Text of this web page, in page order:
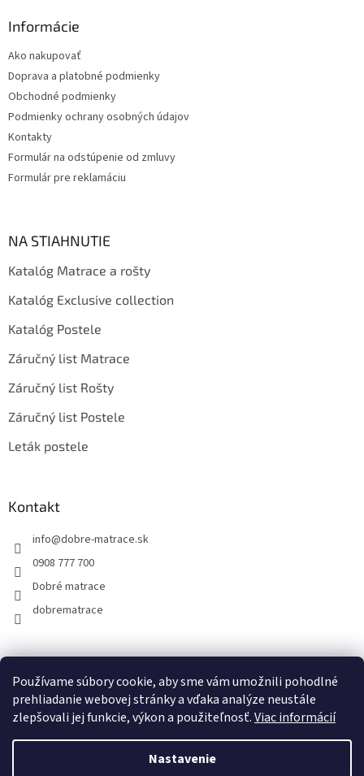
Používame súbory cookie, aby sme vám umožnili pohodlné
prehliadanie webovej stránky a vďaka analýze neustále
zlepšovali jej funkcie, výkon a použiteľnosť.Viac informácií
Nastavenie
Informácie
Ako nakupovať
Doprava a platobné podmienky
Obchodné podmienky
Podmienky ochrany osobných údajov
Kontakty
Formulár na odstúpenie od zmluvy
Formulár pre reklamáciu
NA STIAHNUTIE
Katalóg Matrace a rošty
Katalóg Exclusive collection
Katalóg Postele
Záručný list Matrace
Záručný list Rošty
Záručný list Postele
Leták postele
Kontakt
info@dobre-matrace.sk
0908 777 700
Dobré matrace
dobrematrace
Facebook